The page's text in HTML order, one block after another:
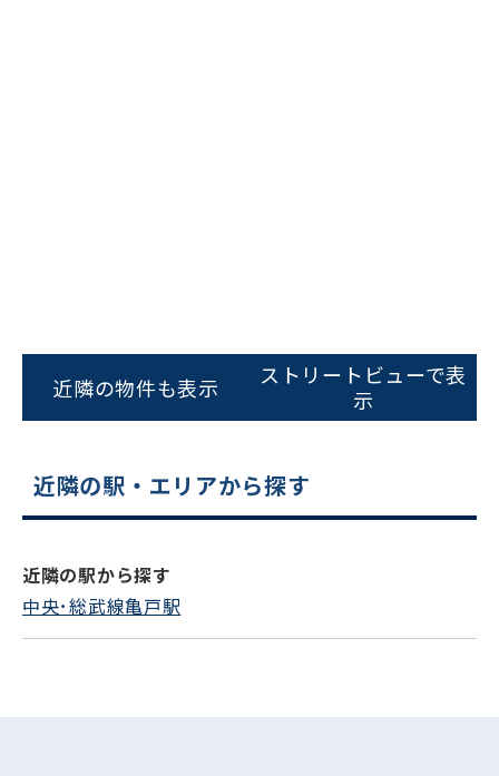
0120-620-213
近隣の物件も表示
ストリートビューで表
示
近隣の駅・エリアから探す
近隣の駅から探す
中央･総武線亀戸駅